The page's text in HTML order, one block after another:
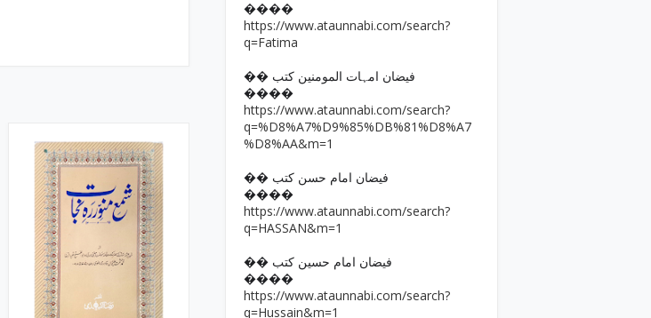
����
https://www.ataunnabi.com/search?
q=Fatima
�� فیضان امہات المومنین کتب
����
https://www.ataunnabi.com/search?
q=%D8%A7%D9%85%DB%81%D8%A7
%D8%AA&m=1
�� فیضان امام حسن کتب
����
https://www.ataunnabi.com/search?
q=HASSAN&m=1
�� فیضان امام حسین کتب
����
https://www.ataunnabi.com/search?
q=Hussain&m=1